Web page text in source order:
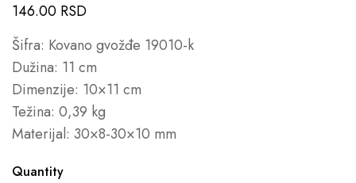
146.00 RSD
Šifra: Kovano gvožđe 19010-k
Dužina: 11 cm
Dimenzije: 10×11 cm
Težina: 0,39 kg
Materijal: 30×8-30×10 mm
Quantity